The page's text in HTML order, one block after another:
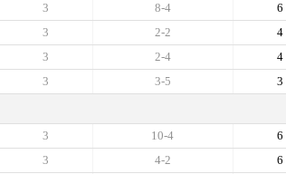
6
8-4
3
4
2-2
3
4
2-4
3
3
3-5
3
6
10-4
3
6
4-2
3